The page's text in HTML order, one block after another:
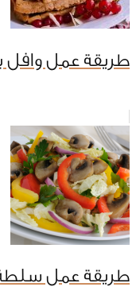
طريقة عمل وافل
طريقة عمل سلطة